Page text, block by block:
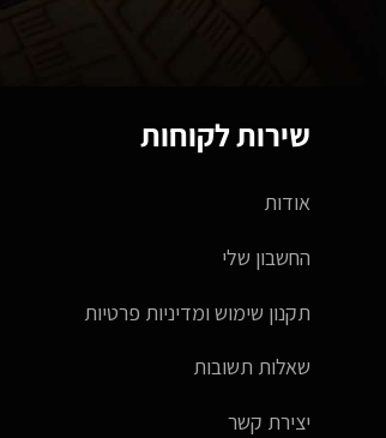
שירות לקוחות
אודות
החשבון שלי
תקנון שימוש ומדיניות פרטיות
שאלות תשובות
יצירת קשר